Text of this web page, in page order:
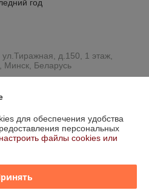
год
д.150, 1 этаж,
Минск, Беларусь
работы
для обеспечения удобства
персональных
файлы cookies или